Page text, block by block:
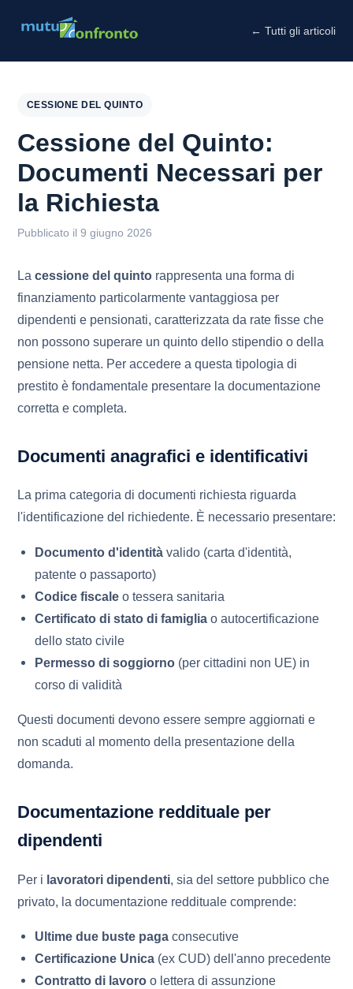
← Tutti gli articoli
CESSIONE DEL QUINTO
Cessione del Quinto:
Documenti Necessari per
la Richiesta
Pubblicato il 9 giugno 2026
La cessione del quinto rappresenta una forma di
finanziamento particolarmente vantaggiosa per
dipendenti e pensionati, caratterizzata da rate fisse che
non possono superare un quinto dello stipendio o della
pensione netta. Per accedere a questa tipologia di
prestito è fondamentale presentare la documentazione
corretta e completa.
Documenti anagrafici e identificativi
La prima categoria di documenti richiesta riguarda
l'identificazione del richiedente. È necessario presentare:
Documento d'identità valido (carta d'identità,
patente o passaporto)
Codice fiscale o tessera sanitaria
Certificato di stato di famiglia o autocertificazione
dello stato civile
Permesso di soggiorno (per cittadini non UE) in
corso di validità
Questi documenti devono essere sempre aggiornati e
non scaduti al momento della presentazione della
domanda.
Documentazione reddituale per
dipendenti
Per i lavoratori dipendenti, sia del settore pubblico che
privato, la documentazione reddituale comprende:
Ultime due buste paga consecutive
Certificazione Unica (ex CUD) dell'anno precedente
Contratto di lavoro o lettera di assunzione